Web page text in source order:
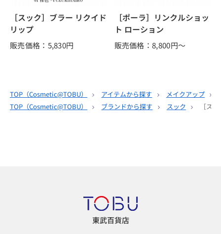
［スック］ブラー リクイド
リップ
販売価格：5,830円
［ポーラ］リンクルショッ
ト ローション
販売価格：8,800円～
TOP（Cosmetic@TOBU） アイテムから探す メイクアップ
TOP（Cosmetic@TOBU） ブランドから探す スック ［ス
東武百貨店